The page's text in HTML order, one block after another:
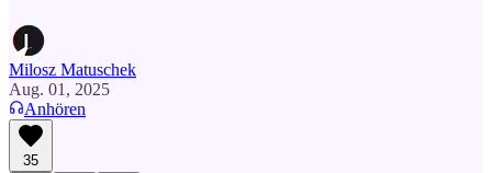
Milosz Matuschek
Aug. 01, 2025
Anhören
35